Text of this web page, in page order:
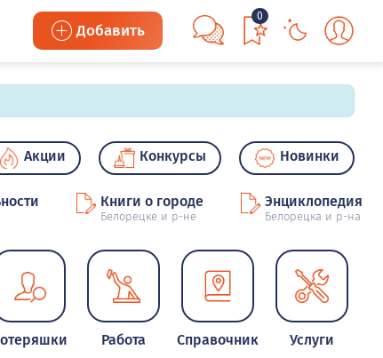
Добавить
0
Акции Конкурсы Новинки
Книги о городе
Белорецке и р-не
Энциклопедия
Белорецка и р-на
Работа Справочник Услуги